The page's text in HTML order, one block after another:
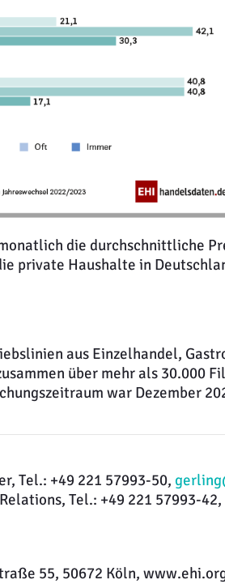
die durchschnittliche
private Haushalte in
aus Einzelhandel,
über mehr als 30.000
war Dezember
Tel.: +49 221 57993-50,
Tel.: +49 221 57993-42,
55, 50672 Köln,